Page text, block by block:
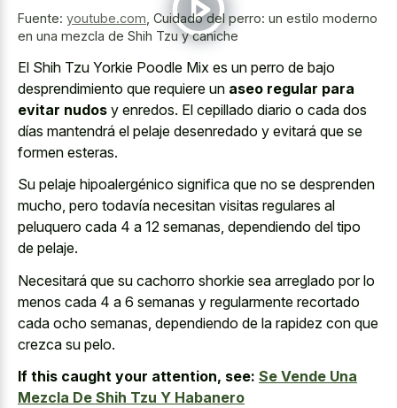
Fuente: youtube.com Cuidado del perro: un estilo moderno
en una mezcla de Shih Tzu y caniche
El Shih Tzu Yorkie Poodle Mix es un perro de bajo
desprendimiento que requiere un aseo regular para
evitar nudos y enredos. El cepillado diario o cada dos
días mantendrá el pelaje desenredado y evitará que se
formen esteras.
Su pelaje hipoalergénico significa que no se desprenden
mucho, pero todavía necesitan visitas regulares al
peluquero cada 4 a 12 semanas, dependiendo del tipo
de pelaje.
Necesitará que su cachorro shorkie sea arreglado por lo
menos cada 4 a 6 semanas y regularmente recortado
cada ocho semanas, dependiendo de la rapidez con que
crezca su pelo.
If this caught your attention, see: Se Vende Una
Mezcla De Shih Tzu Y Habanero